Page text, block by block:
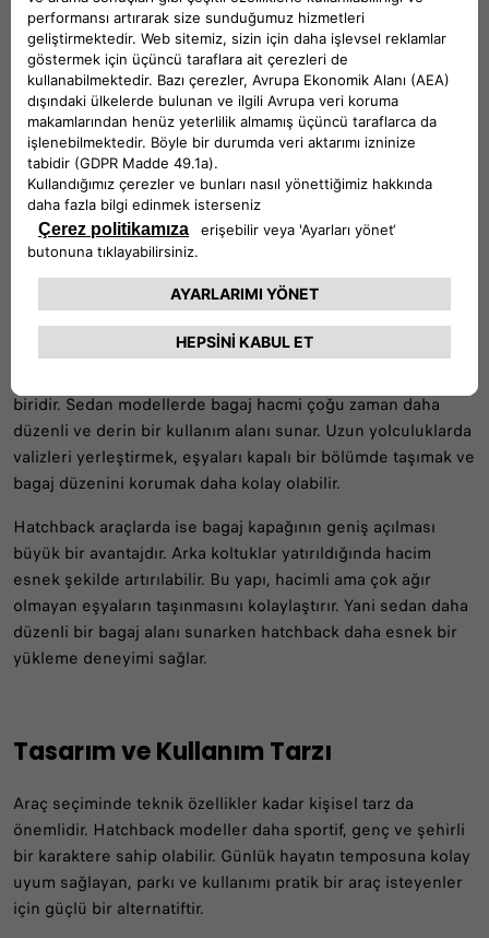
kullanıcılar için şehir içinde de işlevsel olabilir. Özellikle
çocuklu aileler, düzenli eşya taşıyanlar ya da aracını hem iş
hem özel yaşam için kullananlar sedan gövde tipinden
memnun kalabilir.
Burada belirleyici olan aracın hangi yoğunlukta ve hangi
alanlarda kullanılacağıdır. Her gün şehir merkezinde kısa
mesafeler yapılıyorsa hatchback daha pratik hissettirebilir.
Daha uzun mesafeler katediliyorsa veya aile kullanımı öne
çıkıyorsa sedan daha dengeli bir seçenek olabilir.
Bagaj ve İç Hacim Karşılaştırması
biridir. Sedan modellerde bagaj hacmi çoğu zaman daha
düzenli ve derin bir kullanım alanı sunar. Uzun yolculuklarda
valizleri yerleştirmek, eşyaları kapalı bir bölümde taşımak ve
bagaj düzenini korumak daha kolay olabilir.
Hatchback araçlarda ise bagaj kapağının geniş açılması
büyük bir avantajdır. Arka koltuklar yatırıldığında hacim
esnek şekilde artırılabilir. Bu yapı, hacimli ama çok ağır
olmayan eşyaların taşınmasını kolaylaştırır. Yani sedan daha
düzenli bir bagaj alanı sunarken hatchback daha esnek bir
yükleme deneyimi sağlar.
Tasarım ve Kullanım Tarzı
Araç seçiminde teknik özellikler kadar kişisel tarz da
önemlidir. Hatchback modeller daha sportif, genç ve şehirli
bir karaktere sahip olabilir. Günlük hayatın temposuna kolay
uyum sağlayan, parkı ve kullanımı pratik bir araç isteyenler
için güçlü bir alternatiftir.